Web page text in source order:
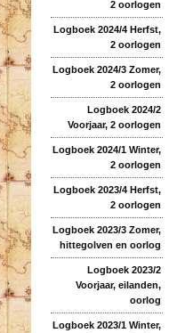
2 oorlogen
Logboek 2024/4 Herfst,
2 oorlogen
Logboek 2024/3 Zomer,
2 oorlogen
Logboek 2024/2
Voorjaar, 2 oorlogen
Logboek 2024/1 Winter,
2 oorlogen
Logboek 2023/4 Herfst,
2 oorlogen
Logboek 2023/3 Zomer,
hittegolven en oorlog
Logboek 2023/2
Voorjaar, eilanden,
oorlog
Logboek 2023/1 Winter,